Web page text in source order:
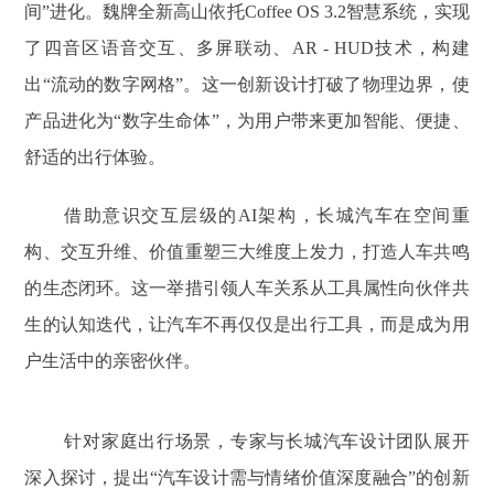
间”进化。魏牌全新高山依托Coffee OS 3.2智慧系统，实现
了四音区语音交互、多屏联动、AR - HUD技术，构建
出“流动的数字网格”。这一创新设计打破了物理边界，使
产品进化为“数字生命体”，为用户带来更加智能、便捷、
舒适的出行体验。
借助意识交互层级的AI架构，长城汽车在空间重
构、交互升维、价值重塑三大维度上发力，打造人车共鸣
的生态闭环。这一举措引领人车关系从工具属性向伙伴共
生的认知迭代，让汽车不再仅仅是出行工具，而是成为用
户生活中的亲密伙伴。
针对家庭出行场景，专家与长城汽车设计团队展开
深入探讨，提出“汽车设计需与情绪价值深度融合”的创新